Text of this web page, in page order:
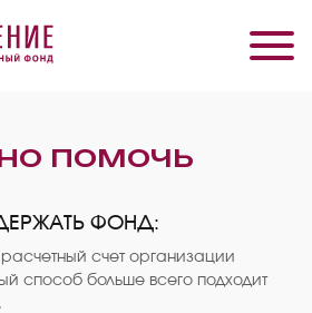
помочь
ФОНД:
счет организации
способ больше всего подходит